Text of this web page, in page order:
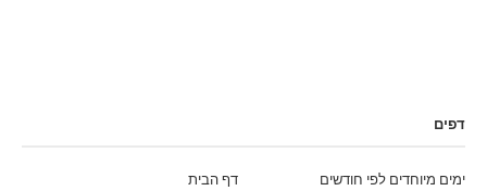
דפים
דף הבית
ימים מיוחדים לפי חודשים